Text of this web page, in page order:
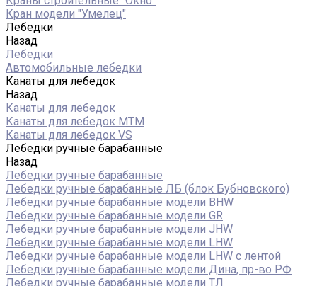
Кран модели "Умелец"
Лебедки
Назад
Лебедки
Автомобильные лебедки
Канаты для лебедок
Назад
Канаты для лебедок
Канаты для лебедок MTM
Канаты для лебедок VS
Лебедки ручные барабанные
Назад
Лебедки ручные барабанные
Лебедки ручные барабанные ЛБ (блок Бубновского)
Лебедки ручные барабанные модели BHW
Лебедки ручные барабанные модели GR
Лебедки ручные барабанные модели JHW
Лебедки ручные барабанные модели LHW
Лебедки ручные барабанные модели LHW c лентой
Лебедки ручные барабанные модели Дина, пр-во РФ
Лебедки ручные барабанные модели ТЛ